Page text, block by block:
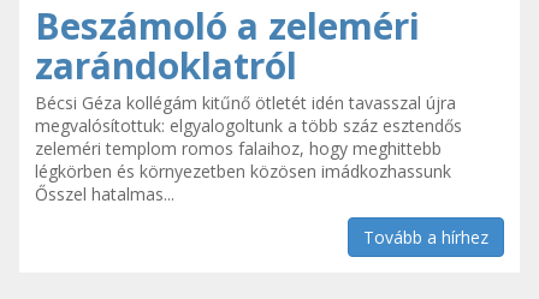
Beszámoló a zeleméri
zarándoklatról
Bécsi Géza kollégám kitűnő ötletét idén tavasszal újra
megvalósítottuk: elgyalogoltunk a több száz esztendős
zeleméri templom romos falaihoz, hogy meghittebb
légkörben és környezetben közösen imádkozhassunk
Ősszel hatalmas...
Tovább a hírhez